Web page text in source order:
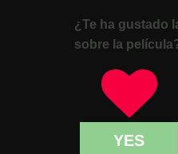
¿Te ha gustado
sobre la
YES